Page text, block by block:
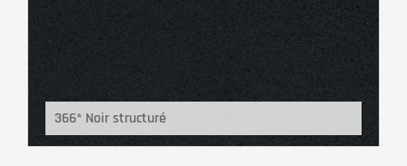
366* Noir structuré